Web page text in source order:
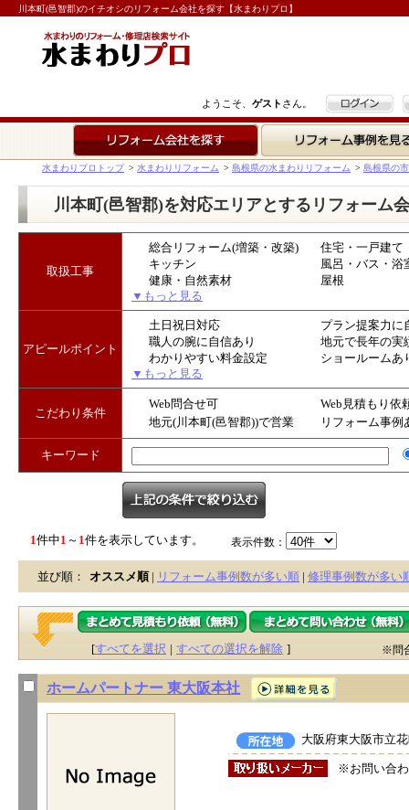
川本町(邑智郡)のイチオシのリフォーム会社を探す【水まわりプロ】
ようこそ、 ゲスト さん。 ログイン
リフォーム事例を見る
水まわりプロトップ > 水まわりリフォーム > 島根県の水まわりリフォーム > 島根県の
川本町(邑智郡)を対応エリアとするリフォーム
取扱工事
総合リフォーム(増築・改築)
住宅・一戸建て
キッチン
風呂・バス・浴
健康・自然素材
屋根
▼もっと見る
アピールポイント
土日祝日対応
プラン提案力に
職人の腕に自信あり
地元で長年の実
わかりやすい料金設定
ショールームあ
▼もっと見る
こだわり条件
Web問合せ可
Web見積もり依
地元(川本町(邑智郡))で営業
リフォーム事例
キーワード
1件中1 ～ 1件を表示しています。 表示件数：
並び順： オススメ順 | リフォーム事例数が多い順 | 修理事例数が多い
[すべてを選択 | すべての選択を解除 ] ※問
ホームパートナー 東大阪本社
大阪府東大阪市立
※お問い合